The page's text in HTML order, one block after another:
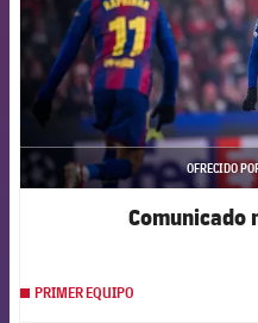
OFRECIDO
Comunicado
PRIMER EQUIPO